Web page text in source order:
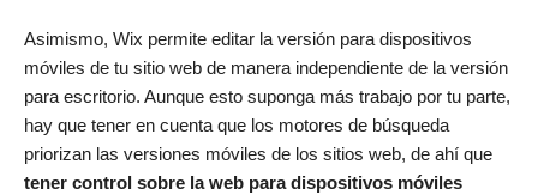
Asimismo, Wix permite editar la versión para dispositivos
móviles de tu sitio web de manera independiente de la versión
para escritorio. Aunque esto suponga más trabajo por tu parte,
hay que tener en cuenta que los motores de búsqueda
priorizan las versiones móviles de los sitios web, de ahí que
tener control sobre la web para dispositivos móviles